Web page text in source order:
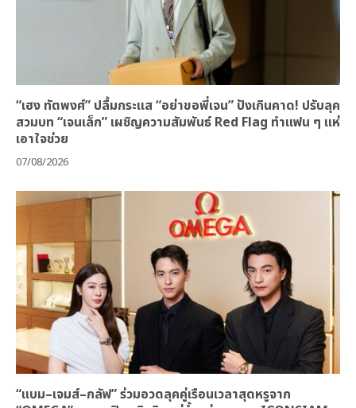
“เฮง ทัตพงศ์” ปลื้มกระแส “อย่าขอพี่เจน” ปังเกินคาด! ปรับลุค
สวมบท “เจนเล็ก” เผชิญความสัมพันธ์ Red Flag ทำแฟน ๆ แห่
เอาใจช่วย
07/08/2026
“แบม–เจมส์–กลัฟ” ร่วมอวดลุคคู่เรือนเวลาสุดหรูจาก